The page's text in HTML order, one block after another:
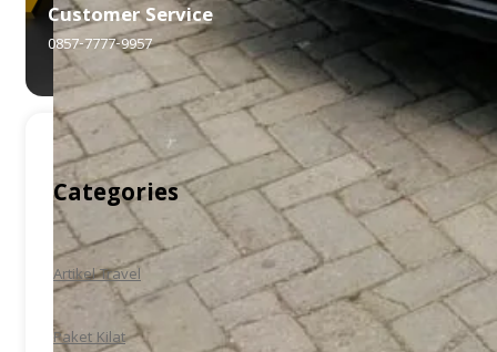
Customer Service
0857-7777-9957
Categories
Artikel Travel
Paket Kilat